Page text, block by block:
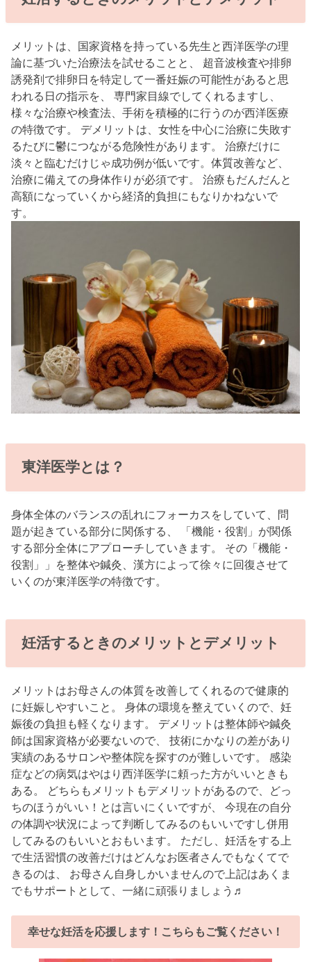
メリットは、国家資格を持っている先生と西洋医学の理
論に基づいた治療法を試せることと、 超音波検査や排卵
誘発剤で排卵日を特定して一番妊娠の可能性があると思
われる日の指示を、 専門家目線でしてくれるますし、
様々な治療や検査法、手術を積極的に行うのが西洋医療
の特徴です。 デメリットは、女性を中心に治療に失敗す
るたびに鬱につながる危険性があります。 治療だけに
淡々と臨むだけじゃ成功例が低いです。体質改善など、
治療に備えての身体作りが必須です。 治療もだんだんと
高額になっていくから経済的負担にもなりかねないで
す。
東洋医学とは？
身体全体のバランスの乱れにフォーカスをしていて、問
題が起きている部分に関係する、 「機能・役割」が関係
する部分全体にアプローチしていきます。 その「機能・
役割」」を整体や鍼灸、漢方によって徐々に回復させて
いくのが東洋医学の特徴です。
妊活するときのメリットとデメリット
メリットはお母さんの体質を改善してくれるので健康的
に妊娠しやすいこと。 身体の環境を整えていくので、妊
娠後の負担も軽くなります。 デメリットは整体師や鍼灸
師は国家資格が必要ないので、 技術にかなりの差があり
実績のあるサロンや整体院を探すのが難しいです。 感染
症などの病気はやはり西洋医学に頼った方がいいときも
ある。 どちらもメリットもデメリットがあるので、どっ
ちのほうがいい！とは言いにくいですが、 今現在の自分
の体調や状況によって判断してみるのもいいですし併用
してみるのもいいとおもいます。 ただし、妊活をする上
で生活習慣の改善だけはどんなお医者さんでもなくてで
きるのは、 お母さん自身しかいませんので上記はあくま
でもサポートとして、一緒に頑張りましょう♬
幸せな妊活を応援します！こちらもご覧ください！